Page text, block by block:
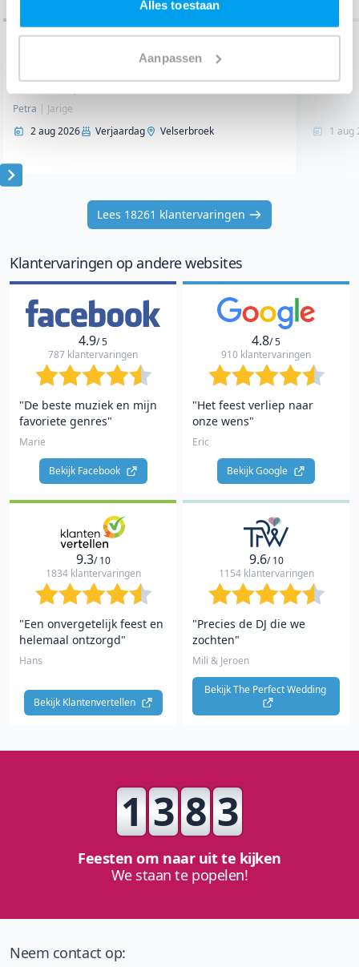
Alles toestaan
Aanpassen
"Al met al prima. De..."
Petra | Jarige
2 aug 2026
Verjaardag Velserbroek
"........."
1 aug
Item
Lees 18261 klantervaringen
Klantervaringen op andere websites
4.9/ 5
787 klantervaringen
"De beste muziek en mijn
favoriete genres"
Marie
Bekijk Facebook
4.8/ 5
910 klantervaringen
"Het feest verliep naar
onze wens"
Eric
Bekijk Google
9.3/ 10
1834 klantervaringen
"Een onvergetelijk feest en
helemaal ontzorgd"
Hans
Bekijk Klantenvertellen
9.6/ 10
1154 klantervaringen
"Precies de DJ die we
zochten"
Mili & Jeroen
Bekijk The Perfect Wedding
1 3 8 3
Feesten om naar uit te kijken
We staan te popelen!
Neem contact op: